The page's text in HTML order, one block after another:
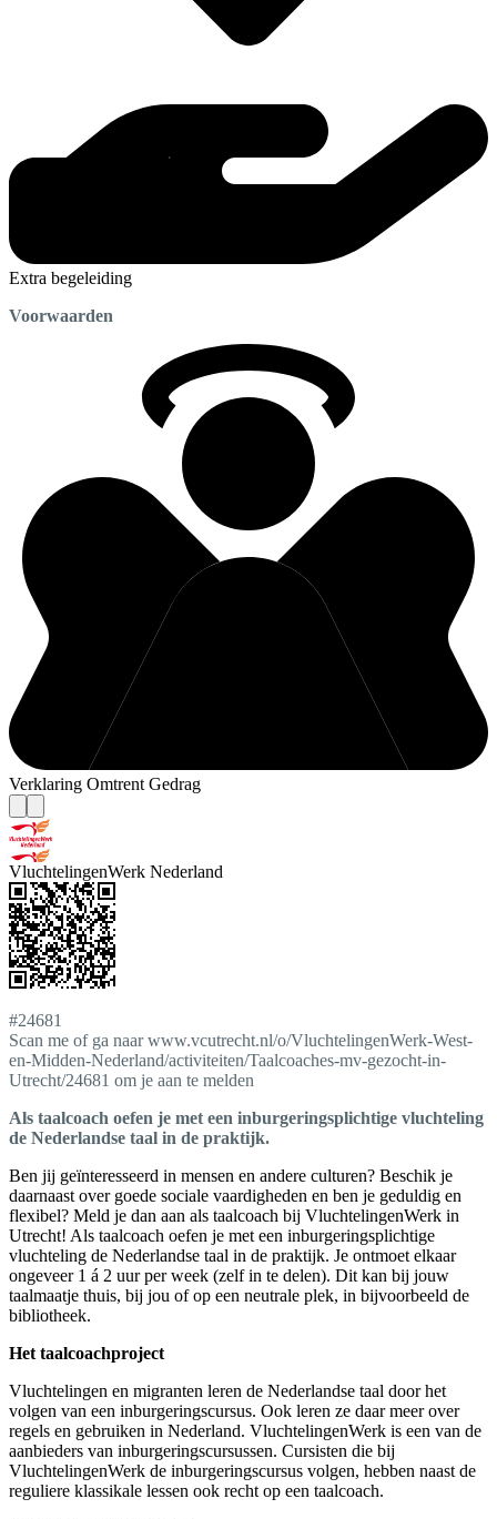
Extra begeleiding
Voorwaarden
Verklaring Omtrent Gedrag
VluchtelingenWerk Nederland
#24681
Scan me of ga naar www.vcutrecht.nl/o/VluchtelingenWerk-West-
en-Midden-Nederland/activiteiten/Taalcoaches-mv-gezocht-in-
Utrecht/24681 om je aan te melden
Als taalcoach oefen je met een inburgeringsplichtige vluchteling
de Nederlandse taal in de praktijk.
Ben jij geïnteresseerd in mensen en andere culturen? Beschik je
daarnaast over goede sociale vaardigheden en ben je geduldig en
flexibel? Meld je dan aan als taalcoach bij VluchtelingenWerk in
Utrecht! Als taalcoach oefen je met een inburgeringsplichtige
vluchteling de Nederlandse taal in de praktijk. Je ontmoet elkaar
ongeveer 1 á 2 uur per week (zelf in te delen). Dit kan bij jouw
taalmaatje thuis, bij jou of op een neutrale plek, in bijvoorbeeld de
bibliotheek.
Het taalcoachproject
Vluchtelingen en migranten leren de Nederlandse taal door het
volgen van een inburgeringscursus. Ook leren ze daar meer over
regels en gebruiken in Nederland. VluchtelingenWerk is een van de
aanbieders van inburgeringscursussen. Cursisten die bij
VluchtelingenWerk de inburgeringscursus volgen, hebben naast de
reguliere klassikale lessen ook recht op een taalcoach.